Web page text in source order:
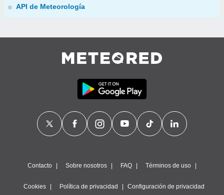
API de Meteorología
Contacto Sobre nosotros FAQ Términos de uso
Cookies Política de privacidad Configuración de privacidad